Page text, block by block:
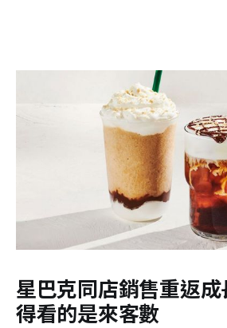
星巴克同店銷售重返
得看的是來客數